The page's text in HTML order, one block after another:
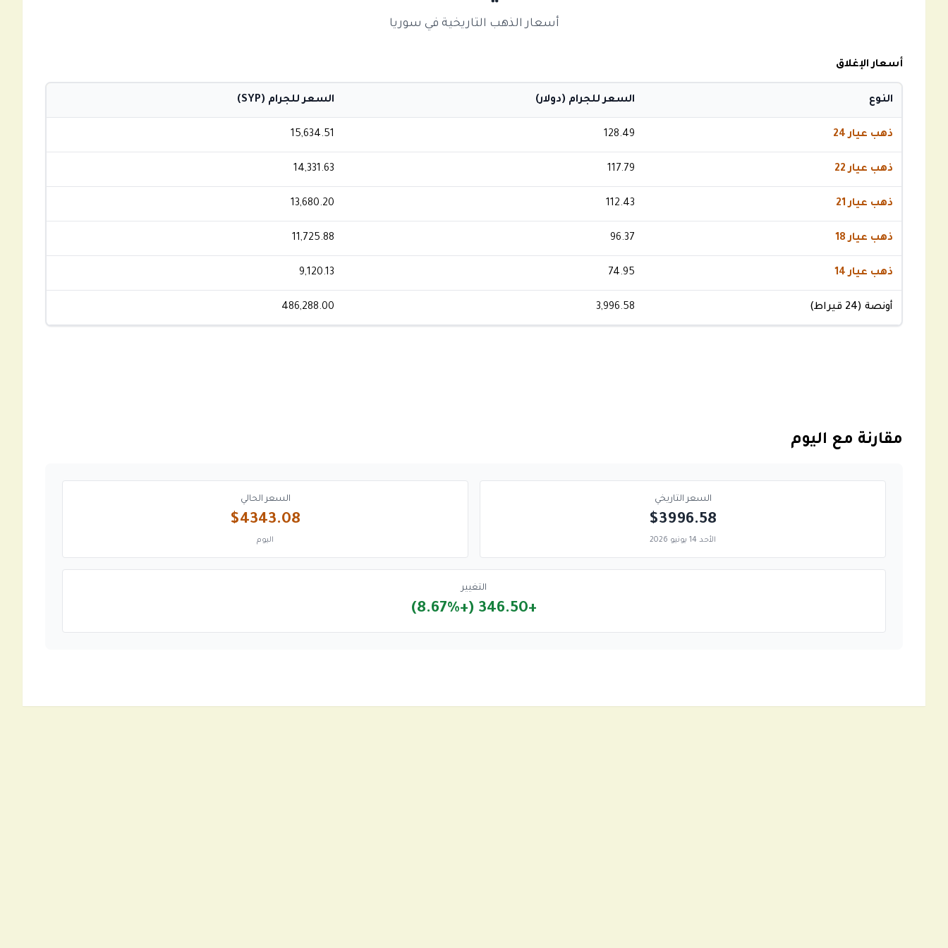
أسعار الذهب التاريخية في سوريا
أسعار الإغلاق
النوع السعر للجرام (دولار) السعر للجرام (SYP)
ذهب عيار 24 128.49
15,634.51
ذهب عيار 22 117.79
14,331.63
ذهب عيار 21 112.43
13,680.20
ذهب عيار 18 96.37
11,725.88
ذهب عيار 14 74.95
9,120.13
أونصة (24 قيراط) 3,996.58
486,288.00
مقارنة مع اليوم
السعر التاريخي
$3996.58
الأحد 14 يونيو 2026
السعر الحالي
$4343.08
اليوم
التغيير
+346.50 (+8.67%)